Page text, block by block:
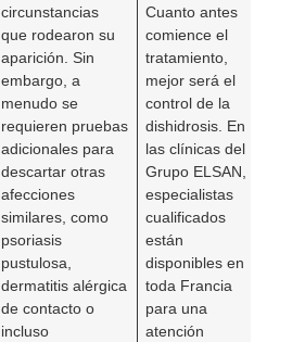
circunstancias
que rodearon su
aparición. Sin
embargo, a
menudo se
requieren pruebas
adicionales para
descartar otras
afecciones
similares, como
psoriasis
pustulosa,
dermatitis alérgica
de contacto o
incluso
Cuanto antes
comience el
tratamiento,
mejor será el
control de la
dishidrosis. En
las clínicas del
Grupo ELSAN,
especialistas
cualificados
están
disponibles en
toda Francia
para una
atención